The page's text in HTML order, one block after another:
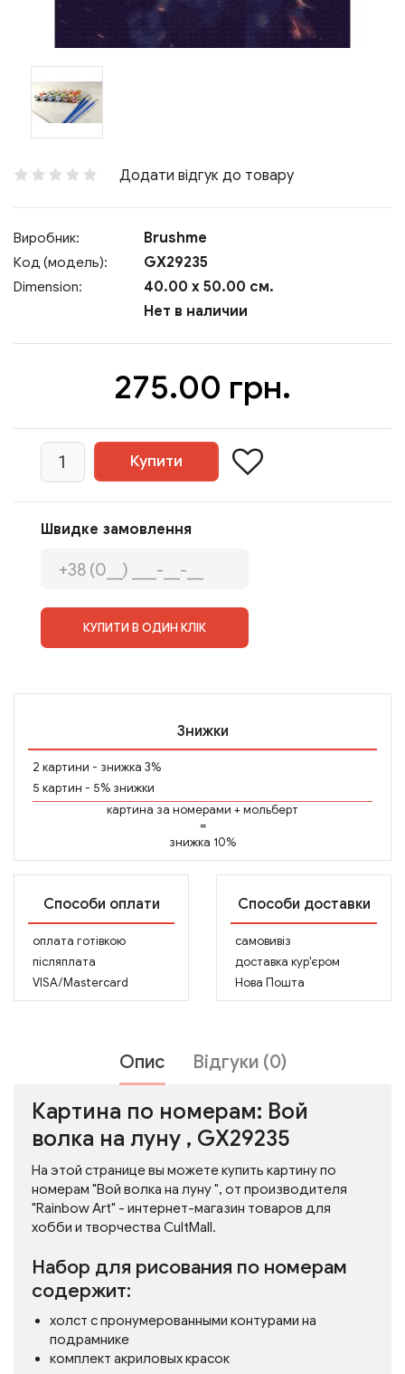
Додати відгук до товару
Виробник: Brushme
Код (модель): GX29235
Dimension:
40.00 x 50.00 см.
Нет в наличии
275.00 грн.
Швидке замовлення
КУПИТИ В ОДИН КЛІК
Знижки
2 картини - знижка 3%
5 картин - 5% знижки
картина за номерами +мольберт
=
знижка 10%
Способи оплати
оплата готівкою
післяплата
VISA/Mastercard
Способи доставки
самовивіз
доставка кур'єром
Нова Пошта
Опис Відгуки (0)
Картина по номерам: Вой
волка на луну , GX29235
На этой странице вы можете купить картину по
номерам "Вой волка на луну ", от производителя
"Rainbow Art" - интернет-магазин товаров для
хобби и творчества CultMall.
Набор для рисования по номерам
содержит:
холст с пронумерованными контурами на
подрамнике
комплект акриловых красок